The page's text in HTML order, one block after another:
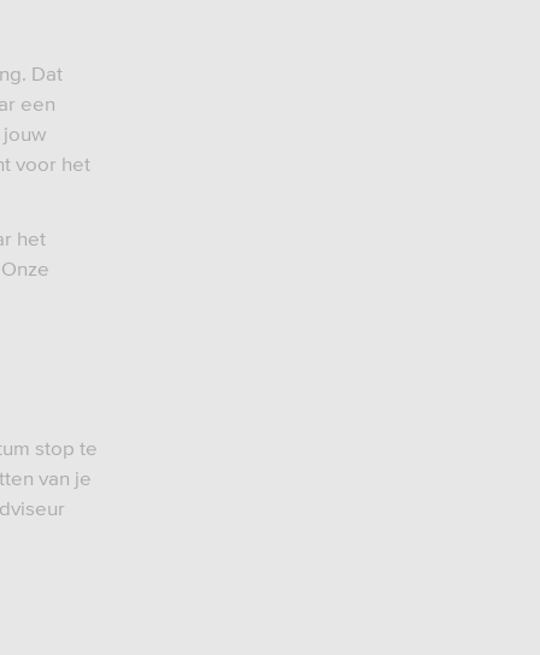
Dat
een
voor het
het
stop te
van je